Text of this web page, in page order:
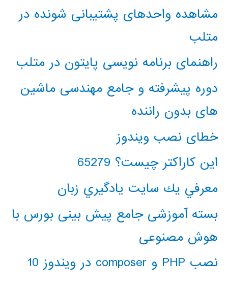
مشاهده واحدهای پشتیبانی شونده در
متلب
راهنمای برنامه نویسی پایتون در متلب
دوره پیشرفته و جامع مهندسی ماشین
های بدون راننده
خطای نصب ویندوز
این کاراکتر چیست؟ 65279
معرفي يك سايت يادگيري زبان
بسته آموزشی جامع پیش بینی بورس با
هوش مصنوعی
نصب PHP و composer در ویندوز 10